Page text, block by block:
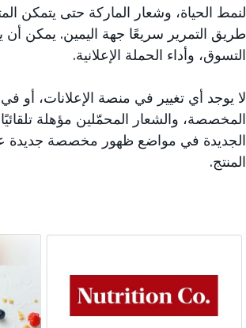
لنمط الحياة، وشعار الماركة حتى يتمكن
طريق التمرير سريعًا جهة اليمين. يمكن
التسوق، وأداء الحملة الإعلانية.
لا يوجد أي تغيير في منصة الإعلانات، أو
المخصصة، والشعار المحمّلين مؤهلة تلقائيًا
المنتج.